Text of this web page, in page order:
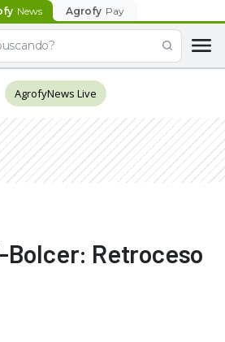
News Agrofy Pay
AgrofyNews Live
Bolcer: Retroceso